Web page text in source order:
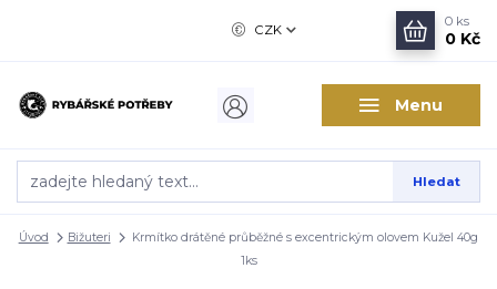
Menu
CZK
Hledat
0 ks
0 Kč
Úvod Bižuteri
Krmítko drátěné průběžné s excentrickým olovem Kužel 40g
1ks